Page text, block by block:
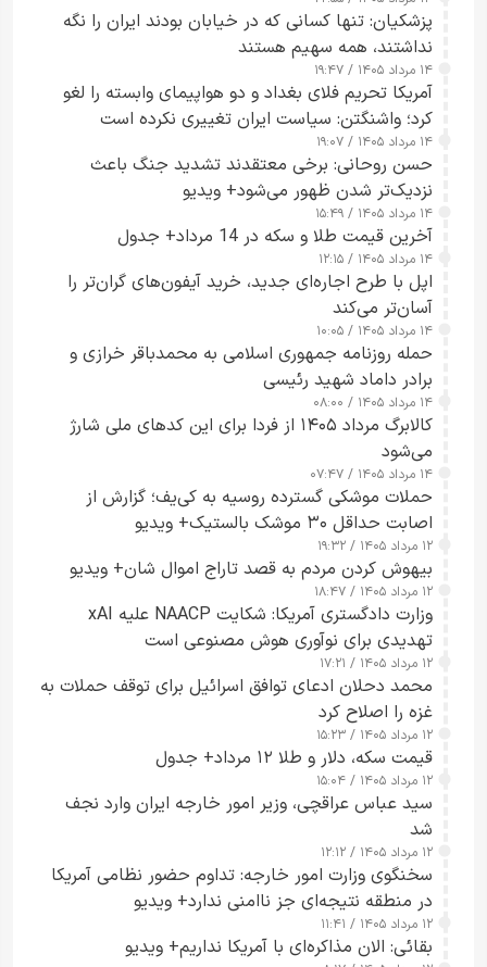
پزشکیان: تنها کسانی که در خیابان بودند ایران را نگه
نداشتند، همه سهیم هستند
۱۴ مرداد ۱۴۰۵ / ۱۹:۴۷
آمریکا تحریم فلای بغداد و دو هواپیمای وابسته را لغو
کرد؛ واشنگتن: سیاست ایران تغییری نکرده است
۱۴ مرداد ۱۴۰۵ / ۱۹:۰۷
حسن روحانی: برخی معتقدند تشدید جنگ باعث
نزدیک‌تر شدن ظهور می‌شود+ ویدیو
۱۴ مرداد ۱۴۰۵ / ۱۵:۴۹
آخرین قیمت طلا و سکه در 14 مرداد+ جدول
۱۴ مرداد ۱۴۰۵ / ۱۲:۱۵
اپل با طرح اجاره‌ای جدید، خرید آیفون‌های گران‌تر را
آسان‌تر می‌کند
۱۴ مرداد ۱۴۰۵ / ۱۰:۰۵
حمله روزنامه جمهوری اسلامی به محمدباقر خرازی و
برادر داماد شهید رئیسی
۱۴ مرداد ۱۴۰۵ / ۰۸:۰۰
کالابرگ مرداد ۱۴۰۵ از فردا برای این کدهای ملی شارژ
می‌شود
۱۴ مرداد ۱۴۰۵ / ۰۷:۴۷
حملات موشکی گسترده روسیه به کی‌یف؛ گزارش از
اصابت حداقل ۳۰ موشک بالستیک+ ویدیو
۱۲ مرداد ۱۴۰۵ / ۱۹:۳۲
بیهوش کردن مردم به قصد تاراج اموال شان+ ویدیو
۱۲ مرداد ۱۴۰۵ / ۱۸:۴۷
وزارت دادگستری آمریکا: شکایت NAACP علیه xAI
تهدیدی برای نوآوری هوش مصنوعی است
۱۲ مرداد ۱۴۰۵ / ۱۷:۲۱
محمد دحلان ادعای توافق اسرائیل برای توقف حملات به
غزه را اصلاح کرد
۱۲ مرداد ۱۴۰۵ / ۱۵:۲۳
قیمت سکه، دلار و طلا ۱۲ مرداد+ جدول
۱۲ مرداد ۱۴۰۵ / ۱۵:۰۴
سید عباس عراقچی، وزیر امور خارجه ایران وارد نجف
شد
۱۲ مرداد ۱۴۰۵ / ۱۲:۱۲
سخنگوی وزارت امور خارجه: تداوم حضور نظامی آمریکا
در منطقه نتیجه‌ای جز ناامنی ندارد+ ویدیو
۱۲ مرداد ۱۴۰۵ / ۱۱:۴۱
بقائی: الان مذاکره‌ای با آمریکا نداریم+ ویدیو